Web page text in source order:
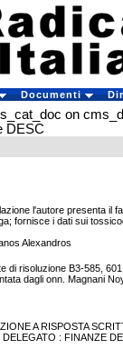
Documenti
on
DESC
l'autore presenta il
fornisce i dati sui
Alexandros
di risoluzione B3-585,
dagli onn. Magnani
A RISPOSTA
: FINANZE